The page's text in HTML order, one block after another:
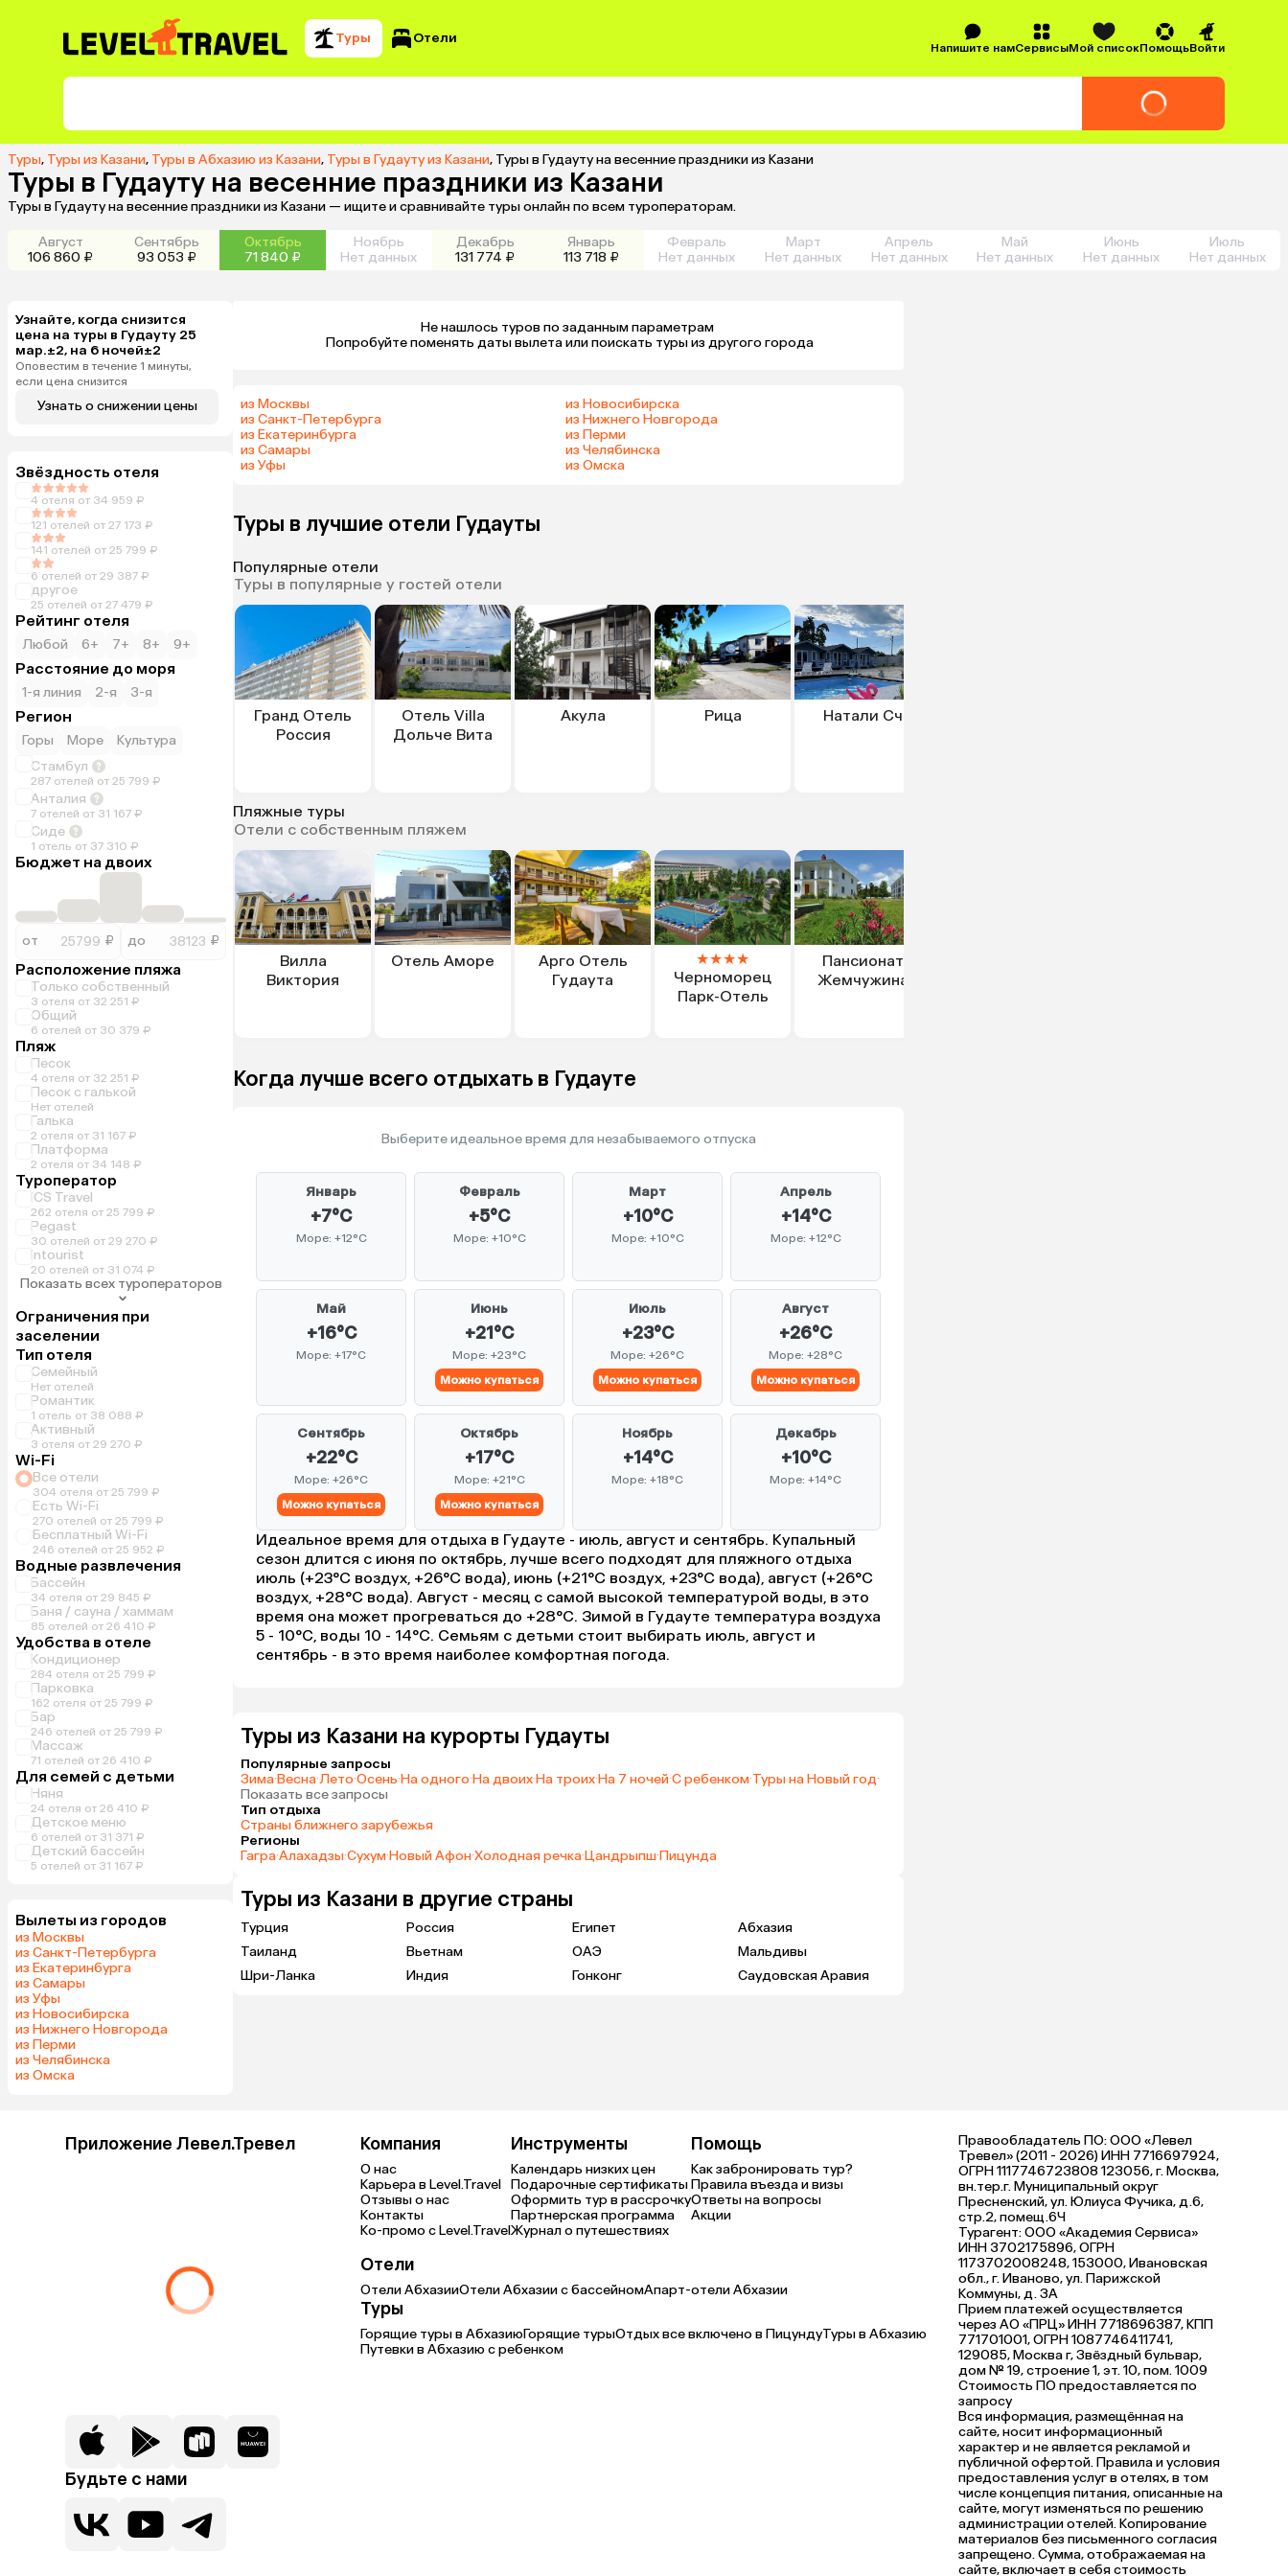
Туры Отели
Напишите намСервисыМой списокПомощьВойти
Туры, Туры из Казани, Туры в Абхазию из Казани, Туры в Гудауту из Казани, Туры в Гудауту на весенние праздники из Казани
Туры в Гудауту на весенние праздники из Казани
Туры в Гудауту на весенние праздники из Казани — ищите и сравнивайте туры онлайн по всем туроператорам.
Август
106 860 ₽
Сентябрь
93 053 ₽
Октябрь
71 840 ₽
Ноябрь
Нет данных
Декабрь
131 774 ₽
Январь
113 718 ₽
Февраль
Нет данных
Март
Нет данных
Апрель
Нет данных
Май
Нет данных
Июнь
Нет данных
Июль
Нет данных
Узнайте, когда снизится
цена на туры в Гудауту 25
мар.±2, на 6 ночей±2
Оповестим в течение 1 минуты,
если цена снизится
Узнать о снижении цены
Звёздность отеля
4 отеля от 34 959 ₽
121 отелей от 27 173 ₽
141 отелей от 25 799 ₽
6 отелей от 29 387 ₽
другое
25 отелей от 27 479 ₽
Рейтинг отеля
Любой 6+ 7+ 8+ 9+
Расстояние до моря
1-я линия 2-я 3-я
Регион
Горы Море
Культура
Стамбул
287 отелей от 25 799 ₽
Анталия
7 отелей от 31 167 ₽
Сиде
1 отель от 37 310 ₽
Бюджет на двоих
от ₽ до ₽
Расположение пляжа
Только собственный
3 отеля от 32 251 ₽
Общий
6 отелей от 30 379 ₽
Пляж
Песок
4 отеля от 32 251 ₽
Песок с галькой
Нет отелей
Галька
2 отеля от 31 167 ₽
Платформа
2 отеля от 34 148 ₽
Туроператор
ICS Travel
262 отеля от 25 799 ₽
Pegast
30 отелей от 29 270 ₽
Intourist
20 отелей от 31 074 ₽
Показать всех туроператоров
Ограничения при
заселении
Тип отеля
Семейный
Нет отелей
Романтик
1 отель от 38 088 ₽
Активный
3 отеля от 29 270 ₽
Wi-Fi
Все отели
304 отеля от 25 799 ₽
Есть Wi-Fi
270 отелей от 25 799 ₽
Бесплатный Wi-Fi
246 отелей от 25 952 ₽
Водные развлечения
Бассейн
34 отеля от 29 845 ₽
Баня / сауна / хаммам
85 отелей от 26 410 ₽
Удобства в отеле
Кондиционер
284 отеля от 25 799 ₽
Парковка
162 отеля от 25 799 ₽
Бар
246 отелей от 25 799 ₽
Массаж
71 отелей от 26 410 ₽
Для семей с детьми
Няня
24 отеля от 26 410 ₽
Детское меню
6 отелей от 31 371 ₽
Детский бассейн
5 отелей от 31 167 ₽
Вылеты из городов
из Москвы
из Санкт-Петербурга
из Екатеринбурга
из Самары
из Уфы
из Новосибирска
из Нижнего Новгорода
из Перми
из Челябинска
из Омска
Не нашлось туров по заданным параметрам
Попробуйте поменять даты вылета или поискать туры из другого города
из Москвы
из Санкт-Петербурга
из Екатеринбурга
из Самары
из Уфы
из Новосибирска
из Нижнего Новгорода
из Перми
из Челябинска
из Омска
Туры в лучшие отели Гудауты
Популярные отели
Туры в популярные у гостей отели
Гранд Отель
Россия
Отель Villa
Дольче Вита
Акула Рица Натали Сч
Пляжные туры
Отели с собственным пляжем
Вилла
Виктория
Отель Аморе
Арго Отель
Гудаута
★★★★
Черноморец
Парк-Отель
Пансионат
Жемчужина
Когда лучше всего отдыхать в Гудауте
Выберите идеальное время для незабываемого отпуска
Январь
+7°C
Море: +12°C
Февраль
+5°C
Море: +10°C
Март
+10°C
Море: +10°C
Апрель
+14°C
Море: +12°C
Май
+16°C
Море: +17°C
Июнь
+21°C
Море: +23°C
Можно купаться
Июль
+23°C
Море: +26°C
Можно купаться
Август
+26°C
Море: +28°C
Можно купаться
Сентябрь
+22°C
Море: +26°C
Можно купаться
Октябрь
+17°C
Море: +21°C
Можно купаться
Ноябрь
+14°C
Море: +18°C
Декабрь
+10°C
Море: +14°C
Идеальное время для отдыха в Гудауте - июль, август и сентябрь. Купальный
сезон длится с июня по октябрь, лучше всего подходят для пляжного отдыха
июль (+23°C воздух, +26°C вода), июнь (+21°C воздух, +23°C вода), август (+26°C
воздух, +28°C вода). Август - месяц с самой высокой температурой воды, в это
время она может прогреваться до +28°C. Зимой в Гудауте температура воздуха
5 - 10°C, воды 10 - 14°C. Семьям с детьми стоит выбирать июль, август и
сентябрь - в это время наиболее комфортная погода.
Туры из Казани на курорты Гудауты
Популярные запросы
Зима·Весна·Лето·Осень·На одного·На двоих·На троих·На 7 ночей·С ребенком·Туры на Новый год·
Показать все запросы
Тип отдыха
Страны ближнего зарубежья
Регионы
Гагра·Алахадзы·Сухум·Новый Афон·Холодная речка·Цандрыпш·Пицунда
Туры из Казани в другие страны
Турция Россия Египет
Абхазия
Таиланд
Вьетнам ОАЭ
Мальдивы
Шри-Ланка
Индия Гонконг Саудовская Аравия
Приложение Левел.Тревел
Будьте с нами
Компания
О нас
Карьера в Level.Travel
Отзывы о нас
Контакты
Ко-промо с Level.Travel
Инструменты
Календарь низких цен
Подарочные сертификаты
Оформить тур в рассрочку
Партнерская программа
Журнал о путешествиях
Помощь
Как забронировать тур?
Правила въезда и визы
Ответы на вопросы
Акции
Отели
Отели АбхазииОтели Абхазии с бассейномАпарт-отели Абхазии
Туры
Горящие туры в АбхазиюГорящие турыОтдых все включено в ПицундуТуры в Абхазию
Путевки в Абхазию с ребенком
Правообладатель ПО: ООО «Левел
Тревел» (2011 - 2026) ИНН 7716697924,
ОГРН 1117746723808 123056, г. Москва,
вн.тер.г. Муниципальный округ
Пресненский, ул. Юлиуса Фучика, д.6,
стр.2, помещ.6Ч
Турагент: ООО «Академия Сервиса»
ИНН 3702175896, ОГРН
1173702008248, 153000, Ивановская
обл., г. Иваново, ул. Парижской
Коммуны, д. ЗА
Прием платежей осуществляется
через АО «ПРЦ» ИНН 7718696387, КПП
771701001, ОГРН 1087746411741,
129085, Москва г, Звёздный бульвар,
дом № 19, строение 1, эт. 10, пом. 1009
Стоимость ПО предоставляется по
запросу
Вся информация, размещённая на
сайте, носит информационный
характер и не является рекламой и
публичной офертой. Правила и условия
предоставления услуг в отелях, в том
числе концепция питания, описанные на
сайте, могут изменяться по решению
администрации отелей. Копирование
материалов без письменного согласия
запрещено. Сумма, отображаемая на
сайте, включает в себя стоимость